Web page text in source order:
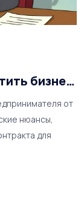
бизнес
от
нюансы,
для